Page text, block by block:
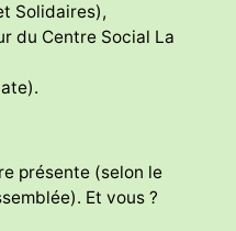
Solidaires),
du Centre Social La
présente (selon le
Et vous ?